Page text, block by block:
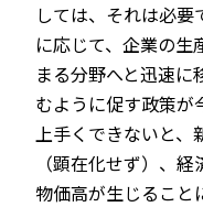
しては、それは必
に応じて、企業の生
まる分野へと迅速
むように促す政策が
上手くできないと、
（顕在化せず）、
物価高が生じること